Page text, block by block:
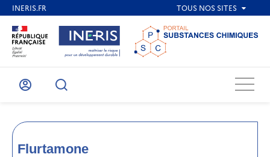
Mon
Recherche
Menu
Flurtamone